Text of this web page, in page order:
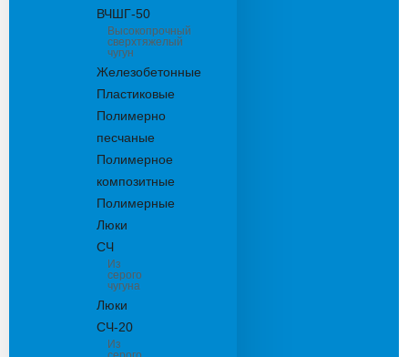
ВЧШГ-50
Высокопрочный
сверхтяжелый
чугун
Железобетонные
Пластиковые
Полимерно
песчаные
Полимерное
композитные
Полимерные
Люки
СЧ
Из
серого
чугуна
Люки
СЧ-20
Из